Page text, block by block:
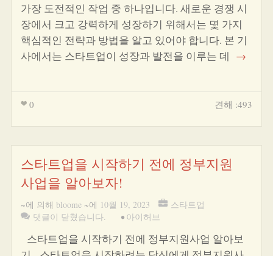
가장 도전적인 작업 중 하나입니다. 새로운 경쟁 시
장에서 크고 강력하게 성장하기 위해서는 몇 가지
핵심적인 전략과 방법을 알고 있어야 합니다. 본 기
사에서는 스타트업이 성장과 발전을 이루는 데 →
0 견해 :493
스타트업을 시작하기 전에 정부지원
사업을 알아보자!
~에 의해 bloome ~에 10월 19, 2023
스타트업
댓글이 닫혔습니다.
• 아이허브
스타트업을 시작하기 전에 정부지원사업 알아보